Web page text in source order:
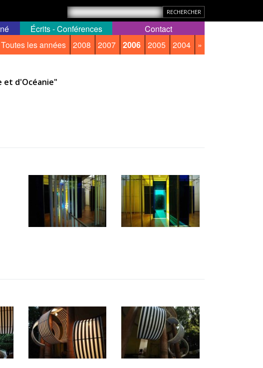
Toutes les années 2008 2007 2006 2005 2004 »
Écrits - Conférences Contact
et d'Océanie"